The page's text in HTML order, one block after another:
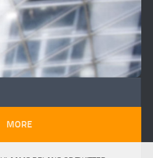
MORE